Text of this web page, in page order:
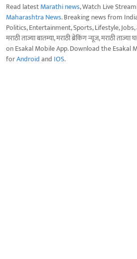
Read latestMarathi news, Watch Live
Maharashtra News. Breaking news from
Politics, Entertainment, Sports, Lifestyle,
मराठी ताज्या बातम्या, मराठी ब्रेकिंग न्यूज, मराठी
on Esakal Mobile App. Download the Esakal
forAndroidand IOS.